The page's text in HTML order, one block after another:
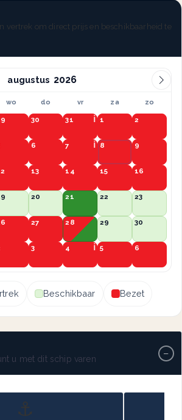
vertrek om direct prijs en beschikbaarheid te
augustus
wo do vr za zo
30 31 1 2
6 7 8 9
13 14 15 16
20 21 22 23
27 28 29 30
3 4 5 6
Beschikbaar Bezet
u met dit schip varen −
⚓